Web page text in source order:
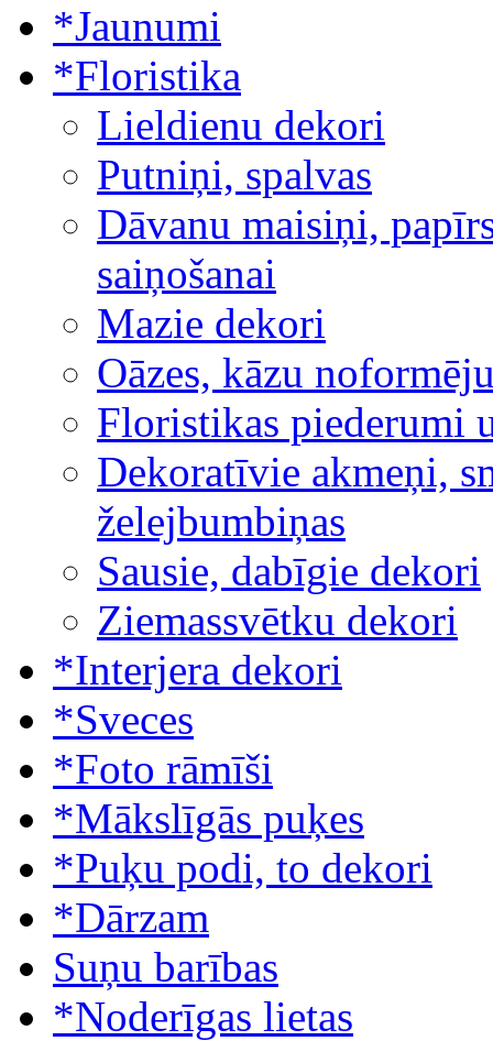
*Jaunumi
*Floristika
Lieldienu dekori
Putniņi, spalvas
Dāvanu maisiņi,
saiņošanai
Mazie dekori
Oāzes, kāzu
Floristikas piederumi
Dekoratīvie akmeņi,
želejbumbiņas
Sausie, dabīgie dekori
Ziemassvētku dekori
*Interjera dekori
*Sveces
*Foto rāmīši
*Mākslīgās puķes
*Puķu podi, to dekori
*Dārzam
Suņu barības
*Noderīgas lietas